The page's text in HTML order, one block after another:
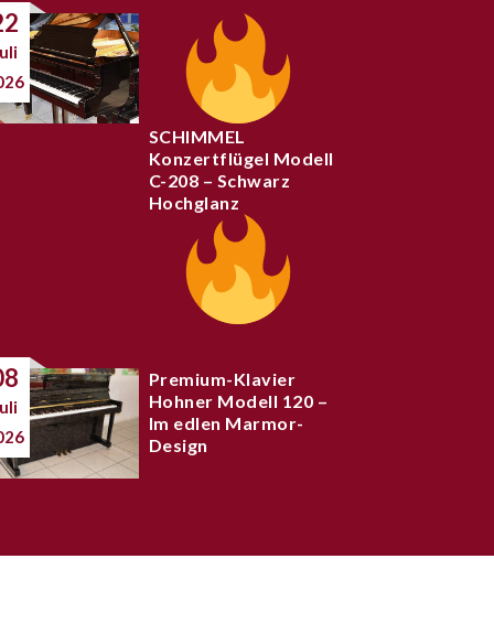
SCHIMMEL
Konzertflügel Modell
C-208 – Schwarz
Hochglanz
Premium-Klavier
Hohner Modell 120 –
Im edlen Marmor-
Design